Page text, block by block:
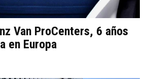
Van ProCenters, 6 años
en Europa